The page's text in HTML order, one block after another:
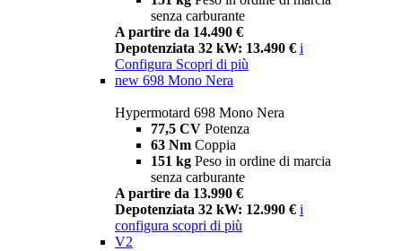
senza carburante
A partire da 14.490 €
Depotenziata 32 kW: 13.490 € i
Configura Scopri di più
new 698 Mono Nera
Hypermotard 698 Mono Nera
77,5 CV Potenza
63 Nm Coppia
151 kg Peso in ordine di marcia
senza carburante
A partire da 13.990 €
Depotenziata 32 kW: 12.990 € i
configura scopri di più
V2